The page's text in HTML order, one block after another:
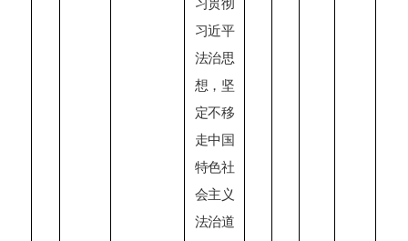
习贯彻
习近平
法治思
想，坚
定不移
走中国
特色社
会主义
法治道